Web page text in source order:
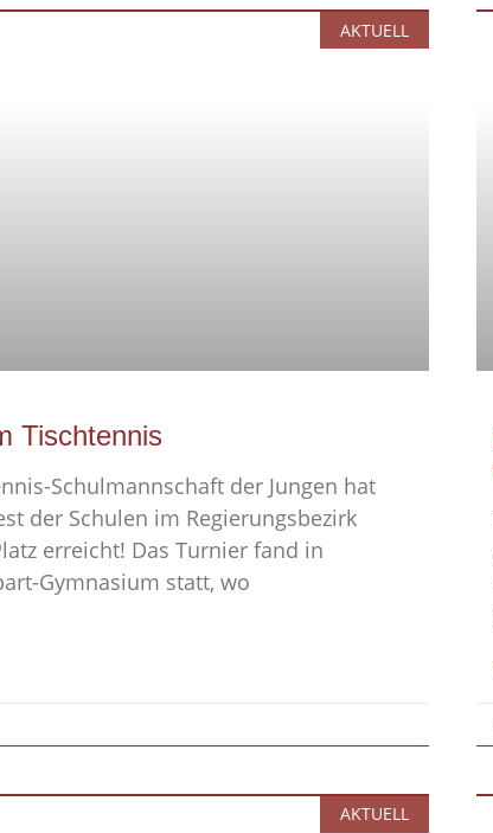
AKTUELL
Tischtennis
Schulmannschaft der Jungen hat
der Schulen im Regierungsbezirk
erreicht! Das Turnier fand in
Gymnasium statt, wo
AKTUELL